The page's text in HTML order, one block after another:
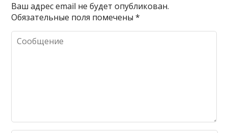
Ваш адрес email не будет опубликован.
Обязательные поля помечены*